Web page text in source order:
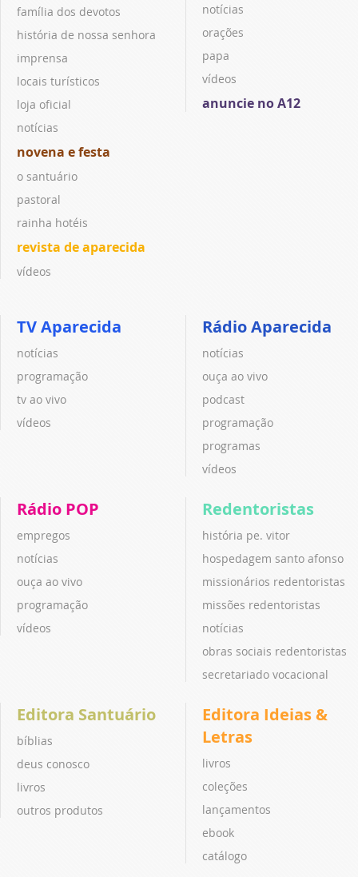
família dos devotos
história de nossa senhora
imprensa
locais turísticos
loja oficial
notícias
novena e festa
o santuário
pastoral
rainha hotéis
revista de aparecida
vídeos
notícias
orações
papa
vídeos
anuncie no A12
TV Aparecida
notícias
programação
tv ao vivo
vídeos
Rádio Aparecida
notícias
ouça ao vivo
podcast
programação
programas
vídeos
Rádio POP
empregos
notícias
ouça ao vivo
programação
vídeos
Redentoristas
história pe. vitor
hospedagem santo afonso
missionários redentoristas
missões redentoristas
notícias
obras sociais redentoristas
secretariado vocacional
Editora Santuário
bíblias
deus conosco
livros
outros produtos
Editora Ideias &
Letras
livros
coleções
lançamentos
ebook
catálogo